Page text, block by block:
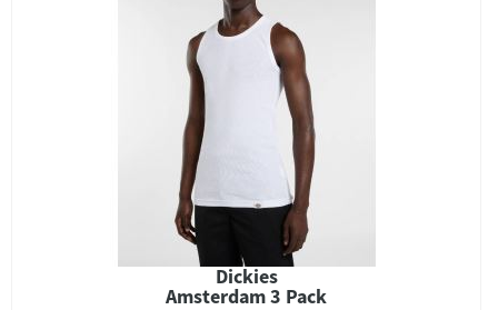
Dickies
Amsterdam 3 Pack